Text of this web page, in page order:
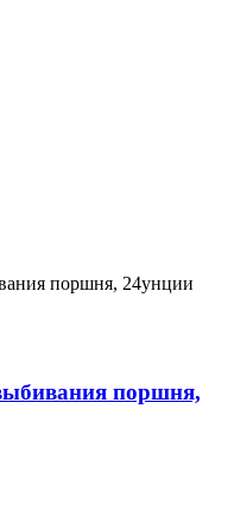
поршня,